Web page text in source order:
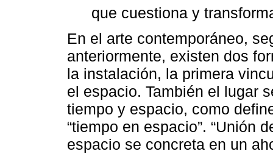
que cuestiona y
En el arte contemporáneo,
anteriormente, existen dos
la instalación, la primera
el espacio. También el lugar
tiempo y espacio, como
“tiempo en espacio”. “Unión
espacio se concreta en un